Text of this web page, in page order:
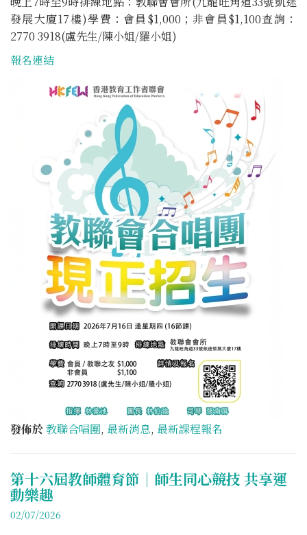
發展大廈17樓)學費：會員$1,000；非會員$1,100查詢：
2770 3918(盧先生/陳小姐/羅小姐)
報名連結
發佈於教聯合唱團, 最新消息, 最新課程報名
第十六屆教師體育節｜師生同心競技 共享運
動樂趣
02/07/2026